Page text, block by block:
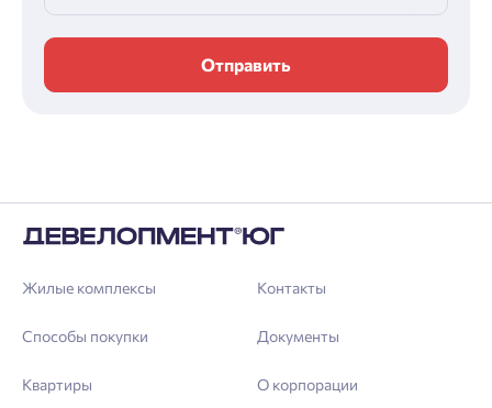
Отправить
Жилые комплексы
Способы покупки
Квартиры
Контакты
Документы
О корпорации